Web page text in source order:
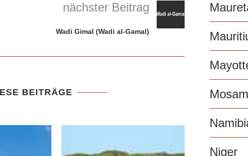
nächster Beitrag
Wadi Gimal (Wadi al-Gamal)
BEITRÄGE
Niger